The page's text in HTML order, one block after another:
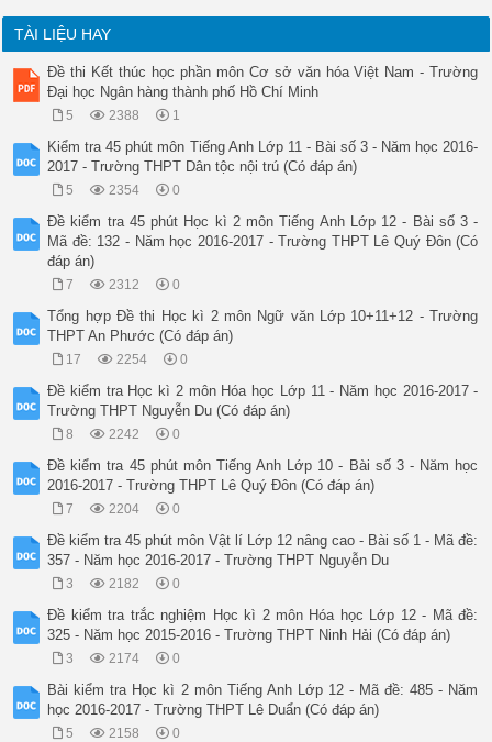
TÀI LIỆU HAY
Đề thi Kết thúc học phần môn Cơ sở văn hóa Việt Nam - Trường
Đại học Ngân hàng thành phố Hồ Chí Minh
5 2388 1
Kiểm tra 45 phút môn Tiếng Anh Lớp 11 - Bài số 3 - Năm học 2016-
2017 - Trường THPT Dân tộc nội trú (Có đáp án)
5 2354 0
Đề kiểm tra 45 phút Học kì 2 môn Tiếng Anh Lớp 12 - Bài số 3 -
Mã đề: 132 - Năm học 2016-2017 - Trường THPT Lê Quý Đôn (Có
đáp án)
7 2312 0
Tổng hợp Đề thi Học kì 2 môn Ngữ văn Lớp 10+11+12 - Trường
THPT An Phước (Có đáp án)
17 2254 0
Đề kiểm tra Học kì 2 môn Hóa học Lớp 11 - Năm học 2016-2017 -
Trường THPT Nguyễn Du (Có đáp án)
8 2242 0
Đề kiểm tra 45 phút môn Tiếng Anh Lớp 10 - Bài số 3 - Năm học
2016-2017 - Trường THPT Lê Quý Đôn (Có đáp án)
7 2204 0
Đề kiểm tra 45 phút môn Vật lí Lớp 12 nâng cao - Bài số 1 - Mã đề:
357 - Năm học 2016-2017 - Trường THPT Nguyễn Du
3 2182 0
Đề kiểm tra trắc nghiệm Học kì 2 môn Hóa học Lớp 12 - Mã đề:
325 - Năm học 2015-2016 - Trường THPT Ninh Hải (Có đáp án)
3 2174 0
Bài kiểm tra Học kì 2 môn Tiếng Anh Lớp 12 - Mã đề: 485 - Năm
học 2016-2017 - Trường THPT Lê Duẩn (Có đáp án)
5 2158 0